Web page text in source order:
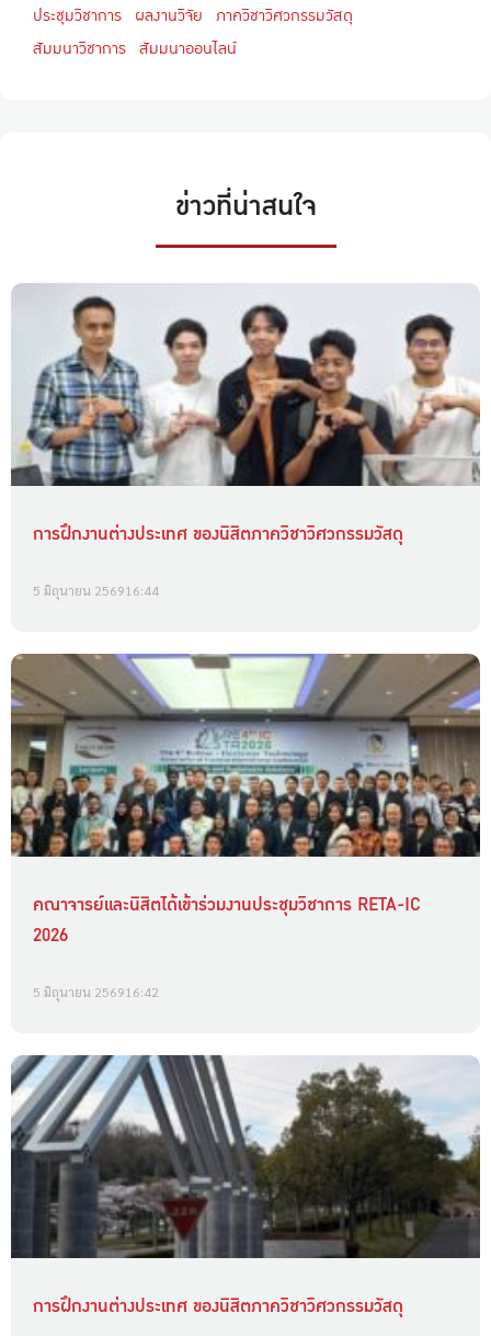
ประชุมวิชาการ ผลงานวิจัย ภาควิชาวิศวกรรมวัสดุ
สัมมนาวิชาการ สัมมนาออนไลน์
ข่าวที่น่าสนใจ
การฝึกงานต่างประเทศ ของนิสิตภาควิชาวิศวกรรมวัสดุ
5 มิถุนายน 256916:44
คณาจารย์และนิสิตได้เข้าร่วมงานประชุมวิชาการ RETA-IC
2026
5 มิถุนายน 256916:42
การฝึกงานต่างประเทศ ของนิสิตภาควิชาวิศวกรรมวัสดุ